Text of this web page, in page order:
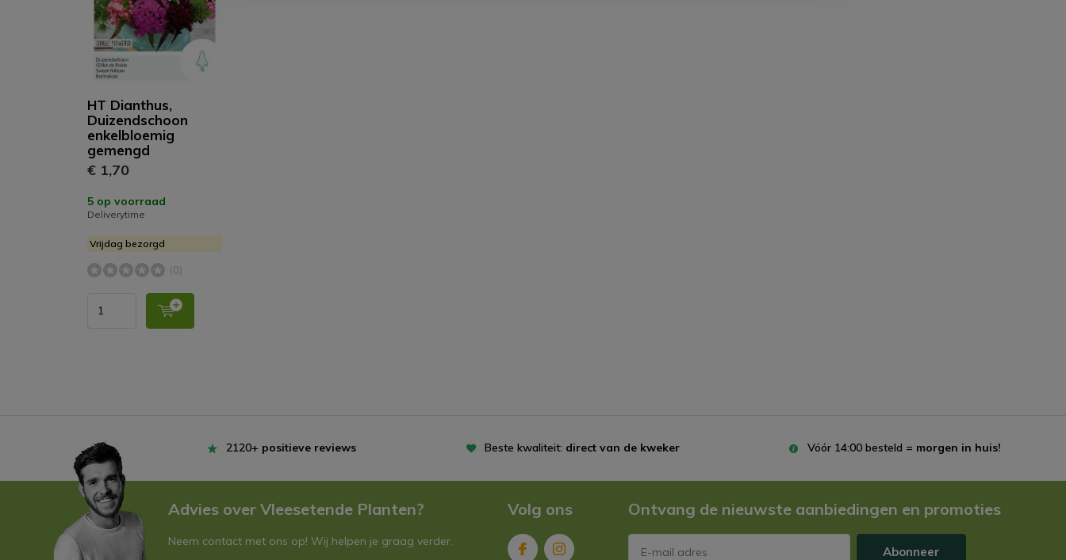
HT Dianthus,
Duizendschoon
enkelbloemig
gemengd
€ 1,70
5 op voorraad
Deliverytime
Vrijdag bezorgd
(0)
2120+ positieve reviews Beste kwaliteit: direct van de kweker Vóór 14:00 besteld = morgen in huis!
Advies over Vleesetende Planten?
Neem contact met ons op! Wij helpen je graag verder.
Volg ons Ontvang de nieuwste aanbiedingen en promoties
Abonneer